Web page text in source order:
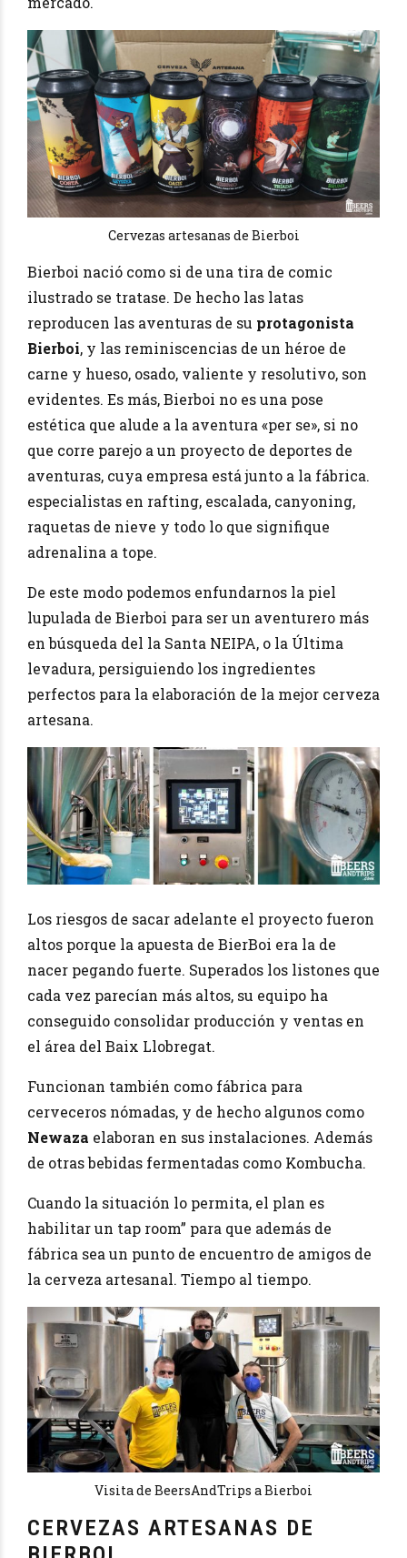
Cervezas artesanas de Bierboi
Bierboi nació como si de una tira de comic
ilustrado se tratase. De hecho las latas
reproducen las aventuras de su protagonista
Bierboi, y las reminiscencias de un héroe de
carne y hueso, osado, valiente y resolutivo, son
evidentes. Es más, Bierboi no es una pose
estética que alude a la aventura «per se», si no
que corre parejo a un proyecto de deportes de
aventuras, cuya empresa está junto a la fábrica.
especialistas en rafting, escalada, canyoning,
raquetas de nieve y todo lo que signifique
adrenalina a tope.
De este modo podemos enfundarnos la piel
lupulada de Bierboi para ser un aventurero más
en búsqueda del la Santa NEIPA, o la Última
levadura, persiguiendo los ingredientes
perfectos para la elaboración de la mejor cerveza
artesana.
Los riesgos de sacar adelante el proyecto fueron
altos porque la apuesta de BierBoi era la de
nacer pegando fuerte. Superados los listones que
cada vez parecían más altos, su equipo ha
conseguido consolidar producción y ventas en
el área del Baix Llobregat.
Funcionan también como fábrica para
cerveceros nómadas, y de hecho algunos como
Newaza elaboran en sus instalaciones. Además
de otras bebidas fermentadas como Kombucha.
Cuando la situación lo permita, el plan es
habilitar un tap room” para que además de
fábrica sea un punto de encuentro de amigos de
la cerveza artesanal. Tiempo al tiempo.
Visita de BeersAndTrips a Bierboi
CERVEZAS ARTESANAS DE